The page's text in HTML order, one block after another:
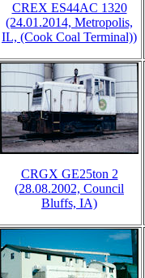
CREX ES44AC 1320
(24.01.2014, Metropolis,
IL, (Cook Coal Terminal))
CRGX GE25ton 2
(28.08.2002, Council
Bluffs, IA)